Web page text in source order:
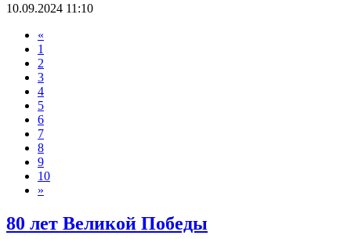
10.09.2024 11:10
«
1
2
3
4
5
6
7
8
9
10
»
80 лет Великой Победы